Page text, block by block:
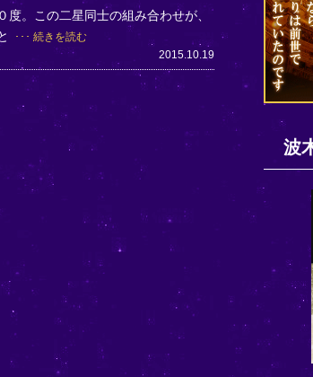
。この二星同士の組み合わせが、
続きを読む
2015.10.19
波